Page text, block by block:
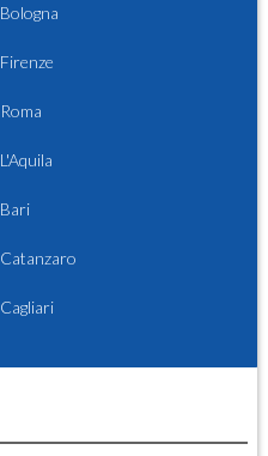
Bologna
Firenze
Roma
L'Aquila
Bari
Catanzaro
Cagliari